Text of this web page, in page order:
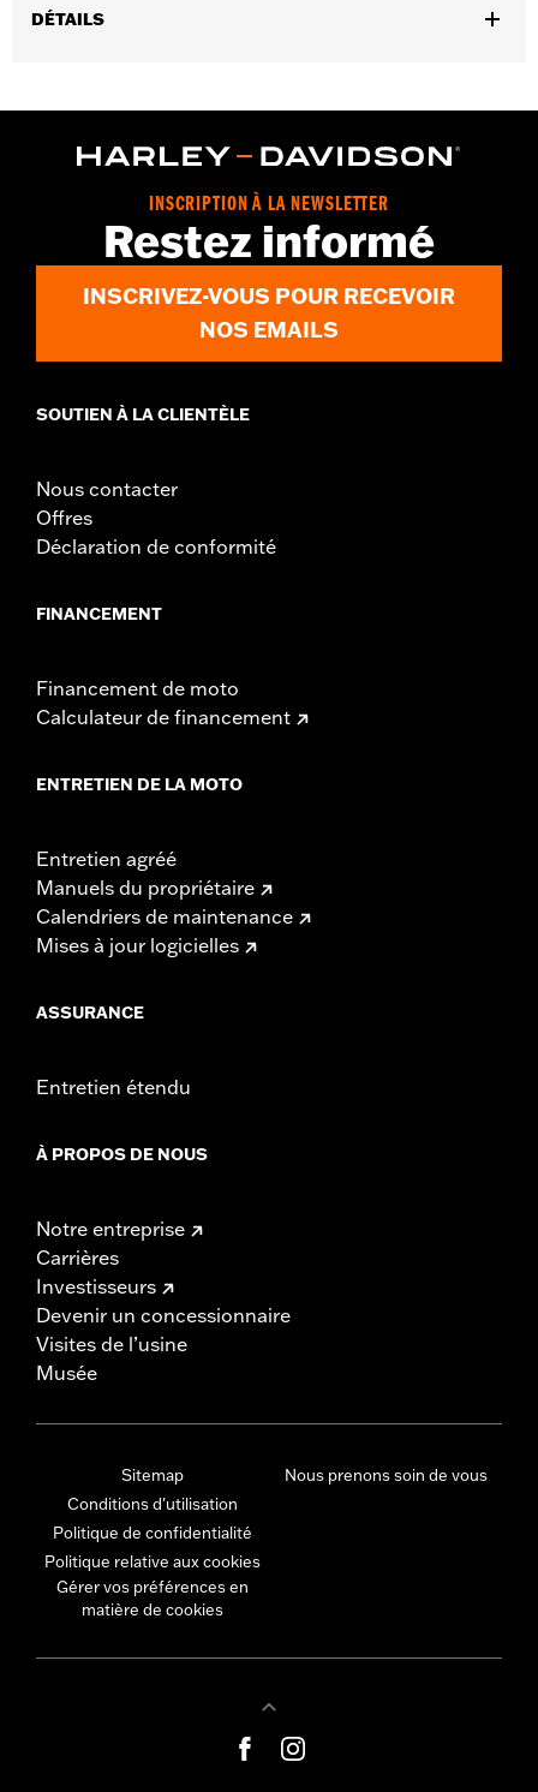
DÉTAILS
In the Box: Rocker box cover only
Removing and installing engine covers may require
purchase of new gaskets. See dealer for information.
INSCRIPTION À LA NEWSLETTER
Restez informé
INSCRIVEZ-VOUS POUR RECEVOIR
NOS EMAILS
SOUTIEN À LA CLIENTÈLE
Nous contacter
Offres
Déclaration de conformité
FINANCEMENT
Financement de moto
Calculateur de financement
ENTRETIEN DE LA MOTO
Entretien agréé
Manuels du propriétaire
Calendriers de maintenance
Mises à jour logicielles
ASSURANCE
Entretien étendu
À PROPOS DE NOUS
Notre entreprise
Carrières
Investisseurs
Devenir un concessionnaire
Visites de l’usine
Musée
Sitemap
Conditions d'utilisation
Politique de confidentialité
Politique relative aux cookies
Gérer vos préférences en
matière de cookies
Nous prenons soin de vous